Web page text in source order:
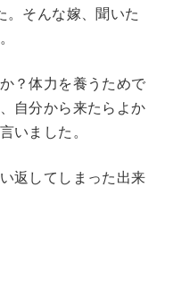
。そんな嫁、聞いた
？体力を養うためで
自分から来たらよか
いました。
返してしまった出来